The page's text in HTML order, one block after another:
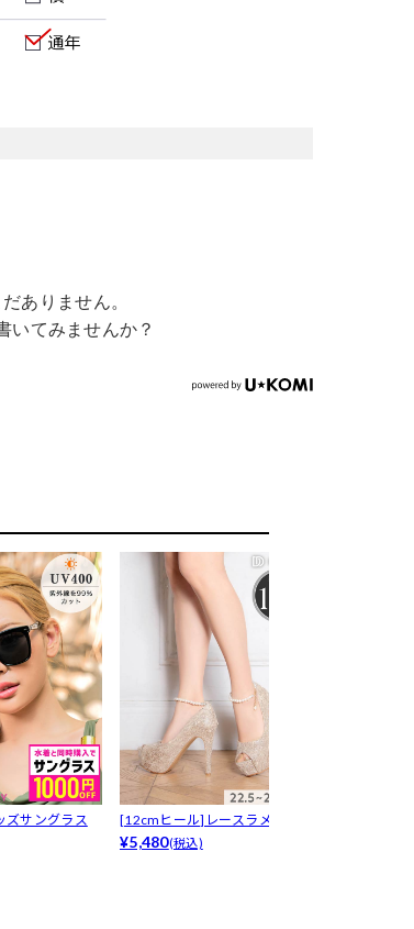
ありません。
いてみませんか？
ズサングラス
[12cmヒール]レースラメパー
ルスト...
¥5,480(税込)